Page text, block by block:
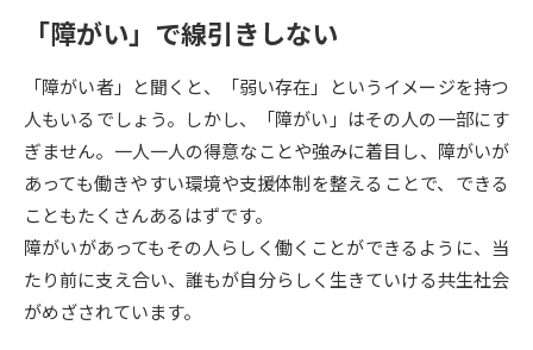
併願校選び 受験スケジュールを立てよう
先輩が入学を決めた理由 テレメール全国一斉進学調査
新生活お役立ちガイド
学問発見
「障がい」で線引きしない
「障がい者」と聞くと、「弱い存在」というイメージを持つ
人もいるでしょう。しかし、「障がい」はその人の一部にす
ぎません。一人一人の得意なことや強みに着目し、障がいが
あっても働きやすい環境や支援体制を整えることで、できる
こともたくさんあるはずです。
障がいがあってもその人らしく働くことができるように、当
たり前に支え合い、誰もが自分らしく生きていける共生社会
がめざされています。